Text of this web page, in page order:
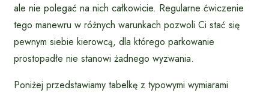
ale nie polegać na nich całkowicie. Regularne ćwiczenie
tego manewru w różnych warunkach pozwoli Ci stać się
pewnym siebie kierowcą, dla którego parkowanie
prostopadłe nie stanowi żadnego wyzwania.
Poniżej przedstawiamy tabelkę z typowymi wymiarami